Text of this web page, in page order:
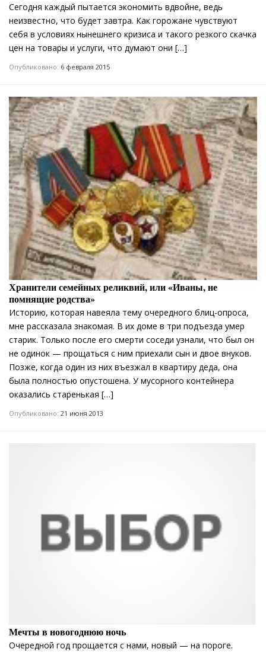
Сегодня каждый пытается экономить вдвойне, ведь
неизвестно, что будет завтра. Как горожане чувствуют
себя в условиях нынешнего кризиса и такого резкого скачка
цен на товары и услуги, что думают они […]
Опубликовано: 6 февраля 2015
Хранители семейных реликвий, или «Иваны, не
помнящие родства»
Историю, которая навеяла тему очередного блиц-опроса,
мне рассказала знакомая. В их доме в три подъезда умер
старик. Только после его смерти соседи узнали, что был он
не одинок — прощаться с ним приехали сын и двое внуков.
Позже, когда один из них въезжал в квартиру деда, она
была полностью опустошена. У мусорного контейнера
оказались старенькая […]
Опубликовано: 21 июня 2013
Мечты в новогоднюю ночь
Очередной год прощается с нами, новый — на пороге.